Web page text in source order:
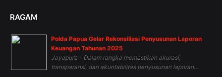
RAGAM
Polda Papua Gelar Rekonsiliasi Penyusunan Laporan
Keuangan Tahunan 2025
Jayapura – Dalam rangka memastikan akurasi,
transparansi, dan akuntabilitas penyusunan laporan...